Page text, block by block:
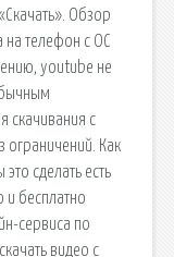
Обзор
на телефон с ОС
youtube не
скачивания с
ограничений. Как
сделать есть
и бесплатно
сервиса по
видео с